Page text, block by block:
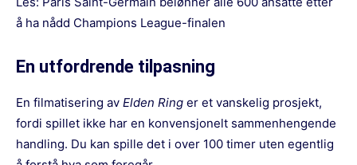
å ha nådd Champions League-finalen
En utfordrende tilpasning
En filmatisering av Elden Ring er et vanskelig prosjekt,
fordi spillet ikke har en konvensjonelt sammenhengende
handling. Du kan spille det i over 100 timer uten egentlig